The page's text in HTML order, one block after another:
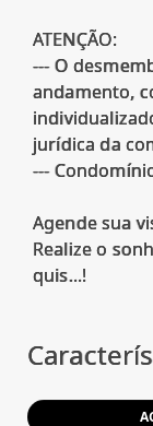
ATENÇÃO:
--- O
andamento,
jurídica da
---
Agende sua
Realize o
quis...!